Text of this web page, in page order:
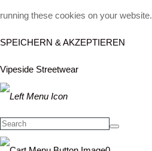
running these cookies on your website.
SPEICHERN & AKZEPTIEREN
Vipeside Streetwear